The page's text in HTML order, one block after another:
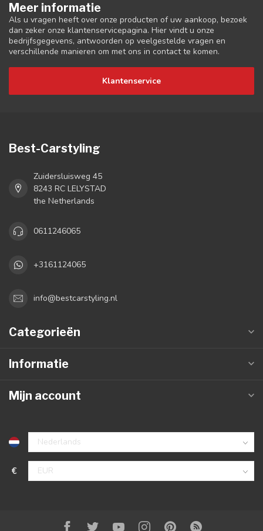
Meer informatie
Als u vragen heeft over onze producten of uw aankoop, bezoek
dan zeker onze klantenservicepagina. Hier vindt u onze
bedrijfsgegevens, antwoorden op veelgestelde vragen en
verschillende manieren om met ons in contact te komen.
Klantenservice
Best-Carstyling
Zuidersluisweg 45
8243 RC LELYSTAD
the Netherlands
0611246065
+3161124065
info@bestcarstyling.nl
Categorieën
Informatie
Mijn account
€